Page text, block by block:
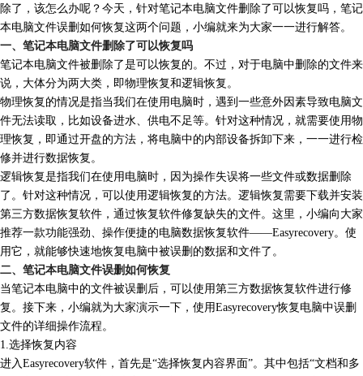
除了，该怎么办呢？今天，针对笔记本电脑文件删除了可以恢复吗，笔记
本电脑文件误删如何恢复这两个问题，小编就来为大家一一进行解答。
一、笔记本电脑文件删除了可以恢复吗
笔记本电脑文件被删除了是可以恢复的。不过，对于电脑中删除的文件来
说，大体分为两大类，即物理恢复和逻辑恢复。
物理恢复的情况是指当我们在使用电脑时，遇到一些意外因素导致电脑文
件无法读取，比如设备进水、供电不足等。针对这种情况，就需要使用物
理恢复，即通过开盘的方法，将电脑中的内部设备拆卸下来，一一进行检
修并进行数据恢复。
逻辑恢复是指我们在使用电脑时，因为操作失误将一些文件或数据删除
了。针对这种情况，可以使用逻辑恢复的方法。逻辑恢复需要下载并安装
第三方数据恢复软件，通过恢复软件修复缺失的文件。这里，小编向大家
推荐一款功能强劲、操作便捷的电脑数据恢复软件——Easyrecovery。使
用它，就能够快速地恢复电脑中被误删的数据和文件了。
二、笔记本电脑文件误删如何恢复
当笔记本电脑中的文件被误删后，可以使用第三方数据恢复软件进行修
复。接下来，小编就为大家演示一下，使用Easyrecovery恢复电脑中误删
文件的详细操作流程。
1.选择恢复内容
进入Easyrecovery软件，首先是“选择恢复内容界面”。其中包括“文档和多